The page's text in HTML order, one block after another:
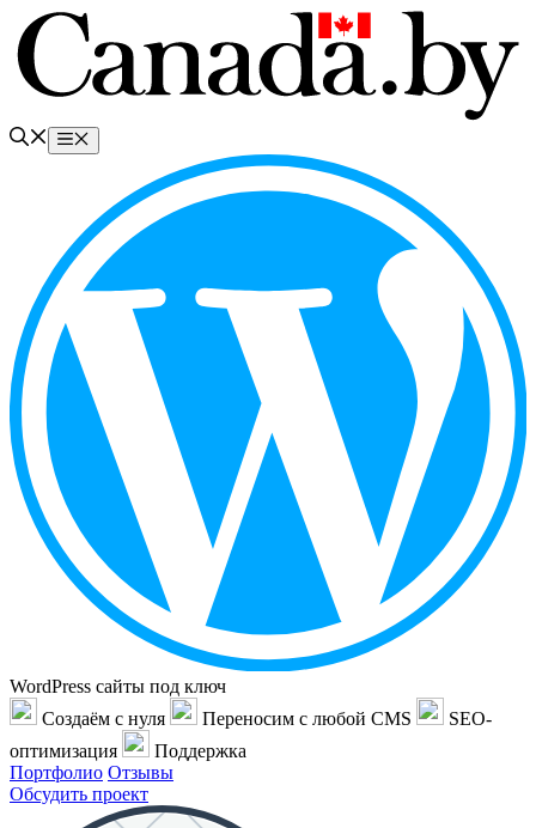
Перейти
содержимому
Меню
WordPress сайты под ключ
Создаём с нуля
Переносим с любой CMS
SEO-
оптимизация
Поддержка
Портфолио Отзывы
Обсудить проект